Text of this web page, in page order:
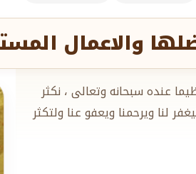
والاعمال
عنده سبحانه وتعالى ، نكثر
لنا ويرحمنا ويعفو عنا ولتكثر